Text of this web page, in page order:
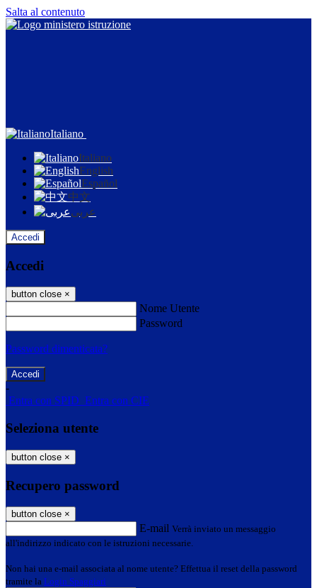
Salta al contenuto
Italiano
Italiano
English
Español
中文
عربى
Accedi
Accedi
button close ×
Nome Utente
Password
Password dimenticata?
-
Entra con SPID Entra con CIE
Seleziona utente
button close ×
Recupero password
button close ×
E-mail Verrà inviato un messaggio
all'indirizzo indicato con le istruzioni necessarie.
Non hai una e-mail associata al nome utente? Effettua il reset della password
tramite la Login Spaggiari